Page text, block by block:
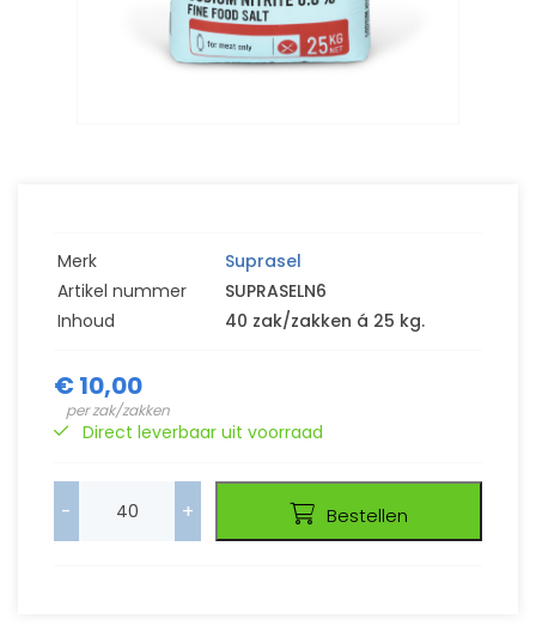
Merk
Suprasel
Artikel nummer
SUPRASELN6
Inhoud
40 zak/zakken á 25 kg.
€ 10,00
per zak/zakken
Direct leverbaar uit voorraad
- + Bestellen